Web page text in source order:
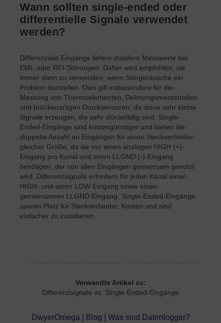
Wann sollten single-ended oder
differentielle Signale verwendet
werden?
Differenziale Eingänge liefern stabilere Messwerte bei
EMI- oder RFI-Störungen. Daher wird empfohlen, sie
immer dann zu verwenden, wenn Störgeräusche ein
Problem darstellen. Dies gilt insbesondere für die
Messung von Thermoelementen, Dehnungsmessstreifen
und brückenartigen Drucksensoren, da diese sehr kleine
Signale erzeugen, die sehr störanfällig sind. Single-
Ended-Eingänge sind kostengünstiger und bieten die
doppelte Anzahl an Eingängen für einen Steckverbinder
gleicher Größe, da sie nur einen analogen HIGH (+)-
Eingang pro Kanal und einen LLGND (-)-Eingang
benötigen, der von allen Eingängen gemeinsam genutzt
wird. Differenzsignale erfordern für jeden Kanal einen
HIGH- und einen LOW-Eingang sowie einen
gemeinsamen LLGND-Eingang. Single-Ended-Eingänge
sparen Platz für Steckverbinder, Kosten und sind
einfacher zu installieren.
Verwandte Artikel zu:
Differenzsignale vs. Single-Ended-Eingänge
DwyerOmega | Blog | Was sind Datenlogger?